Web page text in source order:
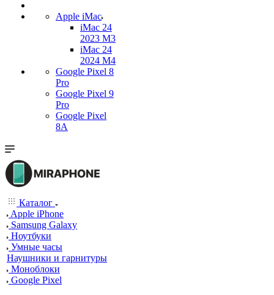
Apple iMac
iMac 24
2023 M3
iMac 24
2024 M4
Google Pixel 8
Pro
Google Pixel 9
Pro
Google Pixel
8A
Каталог
Apple iPhone
Samsung Galaxy
Ноутбуки
Умные часы
Наушники и гарнитуры
Моноблоки
Google Pixel